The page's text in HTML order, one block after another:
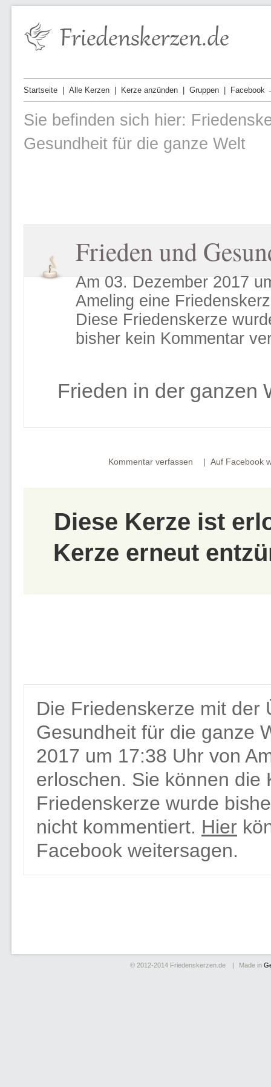
Startseite Alle Kerzen Kerze anzünden Gruppen Facebook
Sie befinden sich hier:
Gesundheit für die ganze Welt
Frieden und
Am 03. Dezember 2017
Ameling eine
Diese Friedenskerze
bisher kein Kommentar
Frieden in der ganzen
Kommentar verfassen Auf Facebook
Diese Kerze ist
Kerze erneut
Die Friedenskerze mit der
Gesundheit für die ganze
2017 um 17:38 Uhr von
erloschen. Sie können die
Friedenskerze wurde
nicht kommentiert. Hier
Facebook weitersagen.
© 2012-2014 Friedenskerzen.de Made in